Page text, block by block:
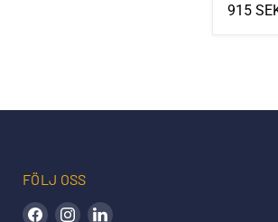
915
FÖLJ OSS
Hitta oss på Facebook
Hitta oss på Instagram